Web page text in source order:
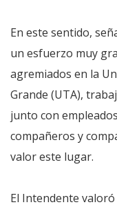
En este sentido,
un esfuerzo muy
agremiados en la
Grande (UTA),
junto con
compañeros y
valor este lugar.
El Intendente valoró